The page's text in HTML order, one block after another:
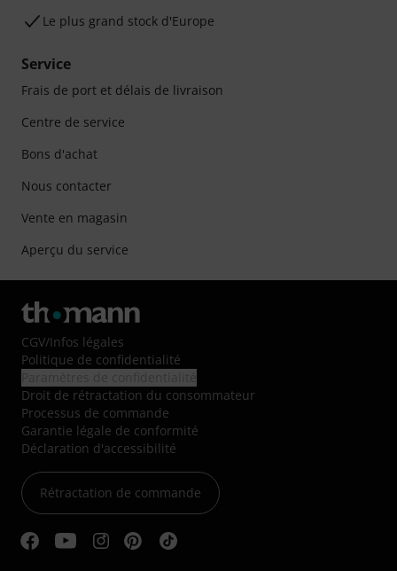
Le plus grand stock d'Europe
Service
Frais de port et délais de livraison
Centre de service
Bons d'achat
Nous contacter
Vente en magasin
Aperçu du service
CGV/Infos légales
Politique de confidentialité
Droit de rétractation du consommateur
Processus de commande
Garantie légale de conformité
Déclaration d'accessibilité
Rétractation de commande